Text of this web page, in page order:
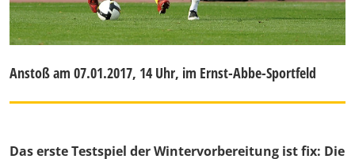
Anstoß am 07.01.2017, 14 Uhr, im Ernst-Abbe-Sportfeld
Das erste Testspiel der Wintervorbereitung ist fix: Die